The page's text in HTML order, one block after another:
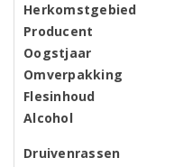
Herkomstgebied
Producent
Oogstjaar
Omverpakking
Flesinhoud
Alcohol
Druivenrassen